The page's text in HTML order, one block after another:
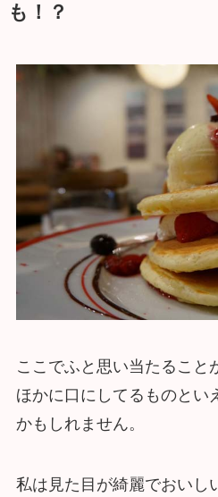
も！？
ここでふと思い当たること
ほかに口にしてるものとい
かもしれません。
私は見た目が綺麗でおいし